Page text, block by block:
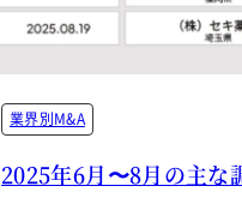
業界別M&A
2025年6月〜8月の主